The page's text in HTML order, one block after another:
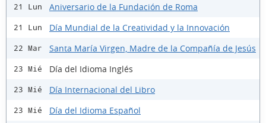
21 Lun Aniversario de la Fundación de Roma
21 Lun Día Mundial de la Creatividad y la Innovación
22 Mar Santa María Virgen, Madre de la Compañía de Jesús
23 Mié Día del Idioma Inglés
23 Mié Día Internacional del Libro
23 Mié Día del Idioma Español